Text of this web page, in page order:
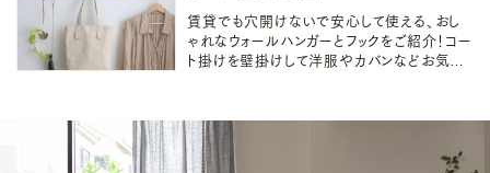
賃貸でも穴開けないで安心して使える、おし
ゃれなウォールハンガーとフックをご紹介！コー
ト掛けを壁掛けして洋服やカバンなどお気に